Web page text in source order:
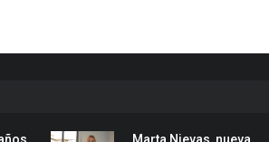
Marta Nievas, nueva